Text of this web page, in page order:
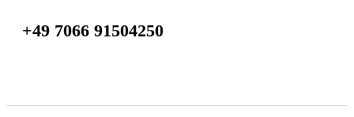
+49 7066 91504250